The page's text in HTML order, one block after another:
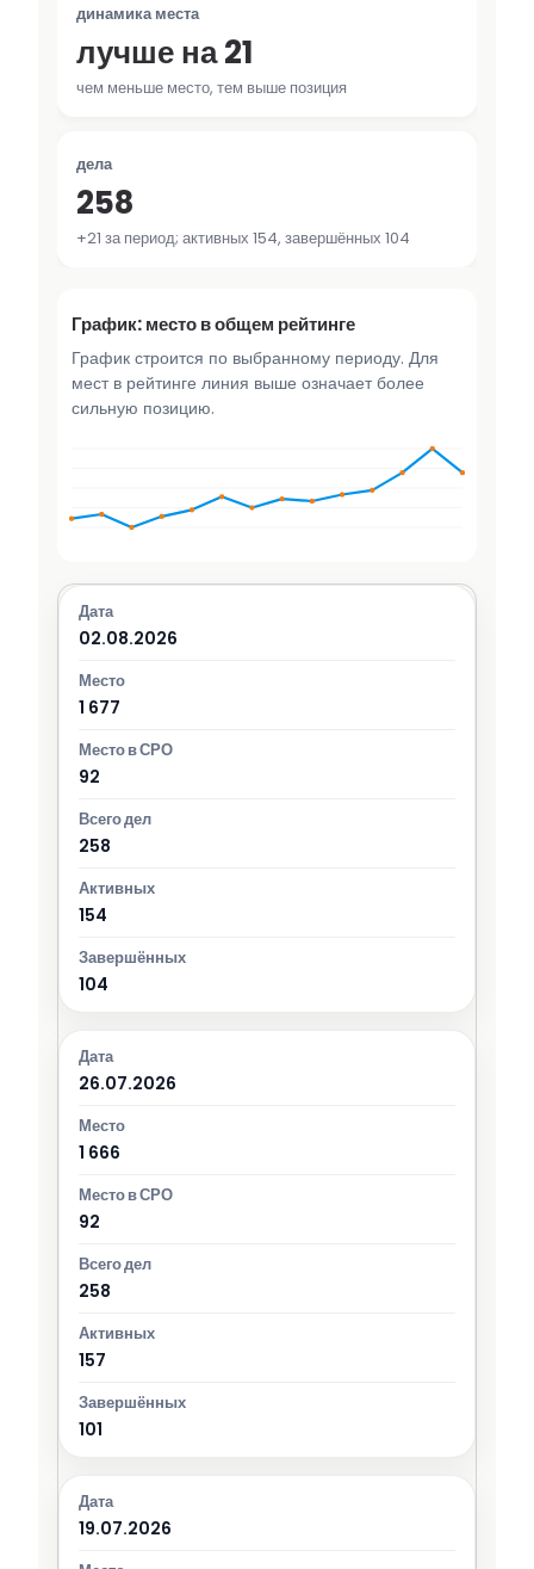
динамика места
лучше на 21
чем меньше место, тем выше позиция
дела
258
+21 за период; активных 154, завершённых 104
График: место в общем рейтинге
График строится по выбранному периоду. Для
мест в рейтинге линия выше означает более
сильную позицию.
02.08.2026
1 677
92
258
154
104
26.07.2026
1 666
92
258
157
101
19.07.2026